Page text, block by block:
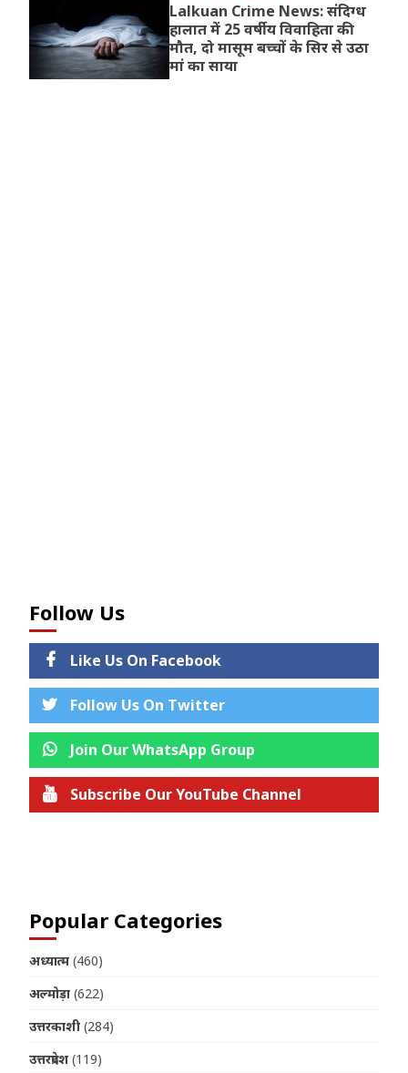
Lalkuan Crime News: संदिग्ध
हालात में 25 वर्षीय विवाहिता की
मौत, दो मासूम बच्चों के सिर से उठा
मां का साया
Follow Us
Like Us On Facebook
Follow Us On Twitter
Join Our WhatsApp Group
Subscribe Our YouTube Channel
Popular Categories
अध्यात्म (460)
अल्मोड़ा (622)
उत्तरकाशी (284)
उत्तरप्रदेश (119)